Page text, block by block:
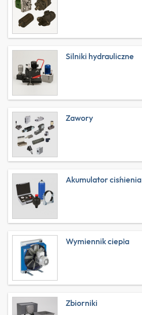
Silniki hydrauliczne
Zawory
Akumulator ciśnienia
Wymiennik ciepła
Zbiorniki